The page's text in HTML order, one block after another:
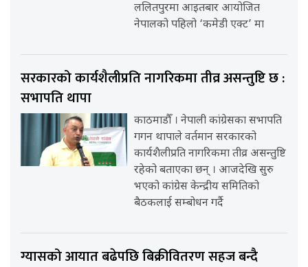
ललितपुरमा आइतबार आयोजित
नेपालको पहिलो ‘कमेडी एक्ट’ मा
सरकारको कार्यशैलीप्रति नागरिकमा तीव्र असन्तुष्टि छ :
सभापति थापा
काठमाडौँ । नेपाली कांग्रेसका सभापति
गगन थापाले वर्तमान सरकारको
कार्यशैलीप्रति नागरिकमा तीव्र असन्तुष्टि
रहेको बताएका छन् । आजदेखि सुरु
भएको कांग्रेस केन्द्रीय समितिको
बैठकलाई सम्बोधन गर्दै
ग्यासको आयात बढेपछि बिक्रीवितरण सहज बन्दै